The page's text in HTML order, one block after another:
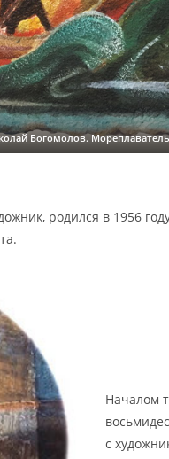
Богомолов.
родился в 1956
Началом
с